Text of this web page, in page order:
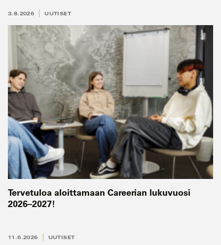
3.8.2026 UUTISET
Tervetuloa aloittamaan Careerian lukuvuosi
2026–2027!
11.6.2026 UUTISET